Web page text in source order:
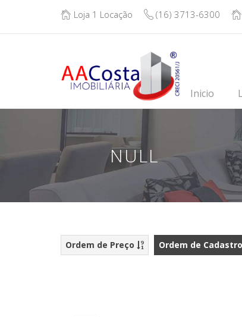
Loja 1 Locação (16) 3713-6300
Inicio
NULL
Ordem de Preço Ordem de Cadastro